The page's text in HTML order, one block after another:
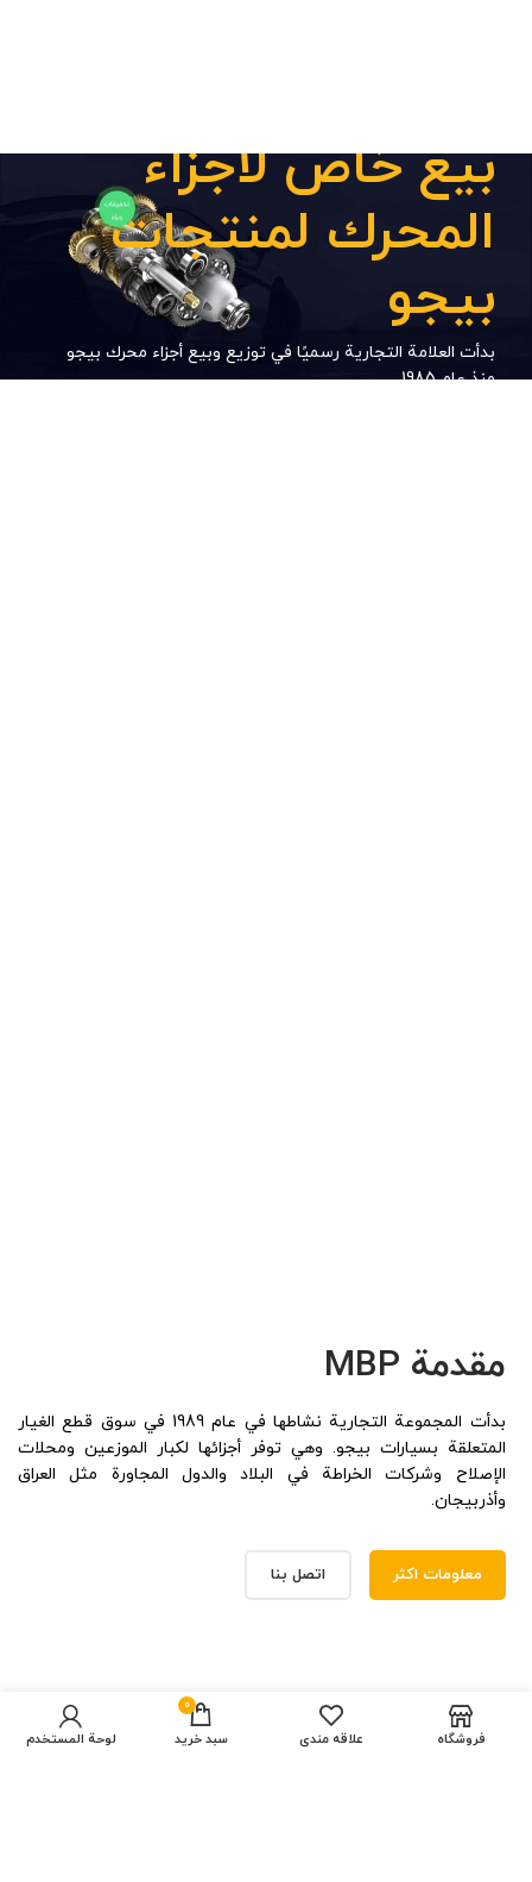
المحرك لمنتجات
بيجو
بدأت العلامة التجارية رسميًا في توزيع وبيع أجزاء محرك بيجو
منذ عام 1985.
المتعلقة بسيارات بيجو. وهي توفر أجزائها لكبار الموزعين ومحلات
الإصلاح وشركات الخراطة في البلاد والدول المجاورة مثل العراق
وأذربيجان.
فروشگاه علاقه مندی
0
سبد خرید لوحة المستخدم